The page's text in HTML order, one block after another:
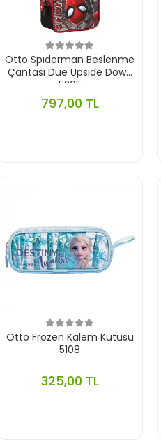
Otto Spıderman Beslenme
Çantası Due Upsıde Down
5265
797,00 TL
Otto Frozen Kalem Kutusu
5108
325,00 TL